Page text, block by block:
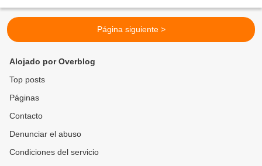
Página siguiente >
Alojado por Overblog
Top posts
Páginas
Contacto
Denunciar el abuso
Condiciones del servicio